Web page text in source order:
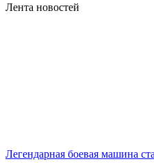
Лента новостей
Легендарная боевая машина